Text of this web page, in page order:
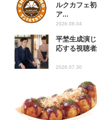
ルクカフェ
ア...
2026.08.04
平埜生成演
応する視聴
2026.07.30